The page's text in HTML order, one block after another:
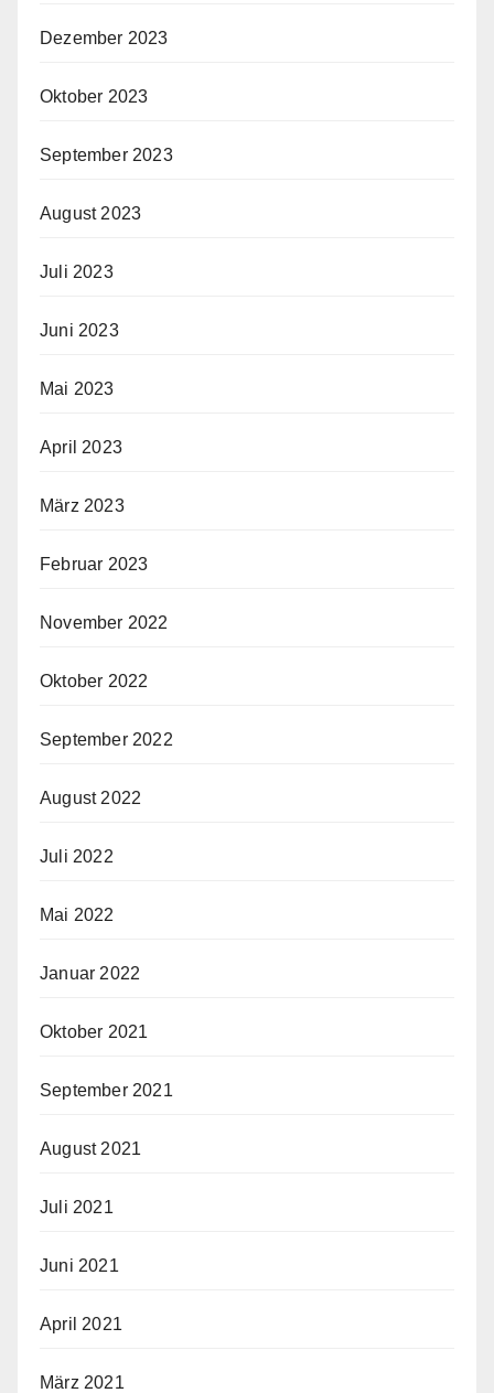
Dezember 2023
Oktober 2023
September 2023
August 2023
Juli 2023
Juni 2023
Mai 2023
April 2023
März 2023
Februar 2023
November 2022
Oktober 2022
September 2022
August 2022
Juli 2022
Mai 2022
Januar 2022
Oktober 2021
September 2021
August 2021
Juli 2021
Juni 2021
April 2021
März 2021